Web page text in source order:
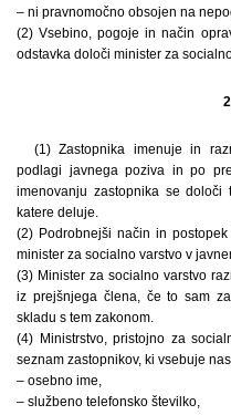
– ni pravnomočno obsojen na
(2) Vsebino, pogoje in način
odstavka določi minister za
(1) Zastopnika imenuje in
podlagi javnega poziva in po
imenovanju zastopnika se določi
katere deluje.
(2) Podrobnejši način in
minister za socialno varstvo v
(3) Minister za socialno varstvo
iz prejšnjega člena, če to sam
skladu s tem zakonom.
(4) Ministrstvo, pristojno za
seznam zastopnikov, ki vsebuje
– osebno ime,
– službeno telefonsko številko,